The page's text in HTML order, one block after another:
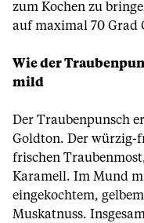
zum Kochen zu
auf maximal 70 Grad
Wie der
mild
Der Traubenpunsch
Goldton. Der würzig-
frischen
Karamell. Im Mund
eingekochtem,
Muskatnuss.